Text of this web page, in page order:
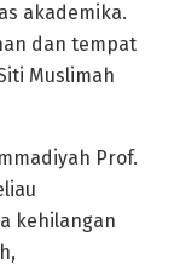
akademika.
dan tempat
Muslimah
Prof.
kehilangan